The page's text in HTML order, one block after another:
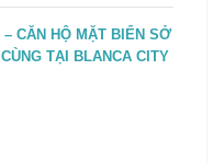
– CĂN HỘ MẶT BIỂN SỞ
TẠI BLANCA CITY